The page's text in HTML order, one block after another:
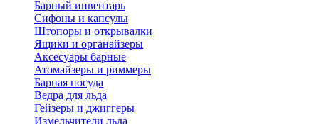
Барный инвентарь
Сифоны и капсулы
Штопоры и открывалки
Ящики и органайзеры
Аксесуары барные
Атомайзеры и риммеры
Барная посуда
Ведра для льда
Гейзеры и джиггеры
Измельчители льда